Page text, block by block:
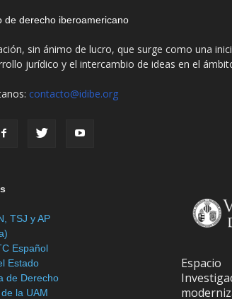
sin ánimo de lucro, que surge como una
jurídico y el intercambio de ideas en el
contacto@idibe.org
TSJ y AP
Español
Estado
de Derecho
la UAM